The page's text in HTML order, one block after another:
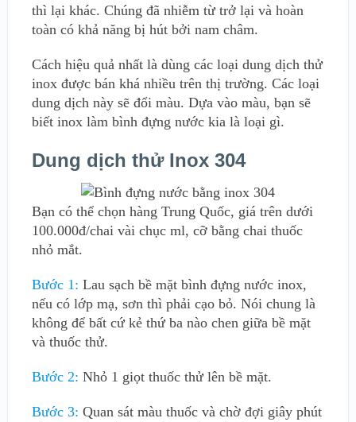
thì lại khác. Chúng đã nhiễm từ trở lại và hoàn
toàn có khả năng bị hút bởi nam châm.
Cách hiệu quả nhất là dùng các loại dung dịch thử
inox được bán khá nhiều trên thị trường. Các loại
dung dịch này sẽ đổi màu. Dựa vào màu, bạn sẽ
biết inox làm bình đựng nước kia là loại gì.
Dung dịch thử Inox 304
Bạn có thể chọn hàng Trung Quốc, giá trên dưới
100.000đ/chai vài chục ml, cỡ bằng chai thuốc
nhỏ mắt.
Bước 1: Lau sạch bề mặt bình đựng nước inox,
nếu có lớp mạ, sơn thì phải cạo bỏ. Nói chung là
không để bất cứ kẻ thứ ba nào chen giữa bề mặt
và thuốc thử.
Bước 2: Nhỏ 1 giọt thuốc thử lên bề mặt.
Bước 3: Quan sát màu thuốc và chờ đợi giây phút